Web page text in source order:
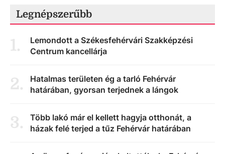
Legnépszerűbb
1.
Lemondott a Székesfehérvári Szakképzési
Centrum kancellárja
2.
Hatalmas területen ég a tarló Fehérvár
határában, gyorsan terjednek a lángok
3.
Több lakó már el kellett hagyja otthonát, a
házak felé terjed a tűz Fehérvár határában